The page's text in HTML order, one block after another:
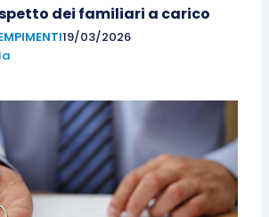
dei familiari a carico
19/03/2026